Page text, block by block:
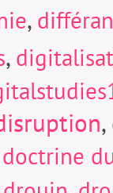
,
,
,
doctrine